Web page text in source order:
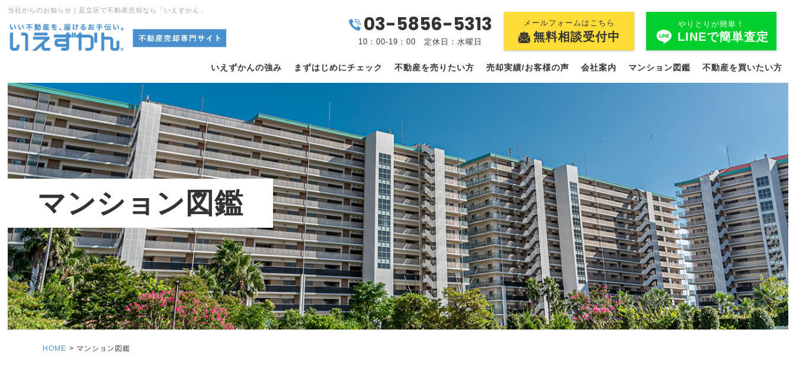
当社からのお知らせ｜足立区で不動産売却なら「いえずかん」
03-5856-5313
10：00-19：00 定休日：水曜日
メールフォームはこちら
無料相談受付中
やりとりが簡単！
LINEで簡単査定
いえずかんの強み まずはじめにチェック 不動産を売りたい方 売却実績/お客様の声 会社案内 マンション図鑑 不動産を買いたい方
マンション図鑑
HOME マンション図鑑